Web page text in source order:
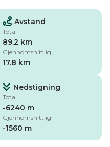
Avstand
Total
89.2 km
Gjennomsnittlig
17.8 km
Nedstigning
Total
-6240 m
Gjennomsnittlig
-1560 m